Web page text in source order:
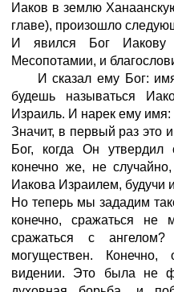
Иаков в землю
главе), произошло
И явился Бог Иакову
Месопотамии, и
И сказал ему Бог: имя
будешь называться
Израиль. И нарек ему имя:
Значит, в первый раз это
Бог, когда Он
конечно же, не
Иакова Израилем, будучи
Но теперь мы зададим
конечно, сражаться не
сражаться с
могуществен. Конечно,
видении. Это была не